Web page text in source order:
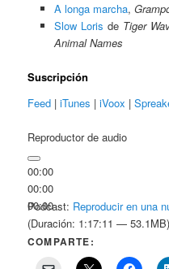
A longa marcha,
Slow Loris de Tiger
Animal Names
Suscripción
Feed |iTunes |iVoox |
Reproductor de audio
00:00
00:00
00:00
Podcast: Reproducir en una
(Duración: 1:17:11 — 53.1MB)
COMPARTE: